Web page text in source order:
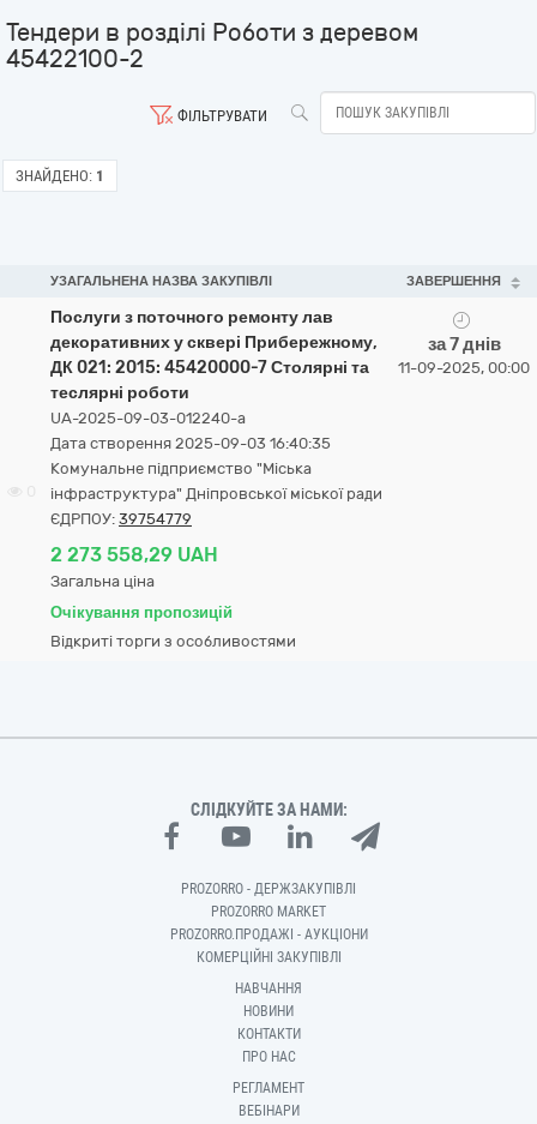
Тендери в розділі Роботи з деревом
45422100-2
ФІЛЬТРУВАТИ
ЗНАЙДЕНО: 1
УЗАГАЛЬНЕНА НАЗВА ЗАКУПІВЛІ ЗАВЕРШЕННЯ
Послуги з поточного ремонту лав
декоративних у сквері Прибережному,
ДК 021: 2015: 45420000-7 Столярні та
теслярні роботи
UA-2025-09-03-012240-a
Дата створення 2025-09-03 16:40:35
Комунальне підприємство "Міська
інфраструктура" Дніпровської міської ради
ЄДРПОУ: 39754779
2 273 558,29 UAH
Загальна ціна
Очікування пропозицій
Відкриті торги з особливостями
за 7 днів
11-09-2025, 00:00
СЛІДКУЙТЕ ЗА НАМИ:
PROZORRO - ДЕРЖЗАКУПІВЛІ
PROZORRO MARKET
PROZORRO.ПРОДАЖІ - АУКЦІОНИ
КОМЕРЦІЙНІ ЗАКУПІВЛІ
НАВЧАННЯ
НОВИНИ
КОНТАКТИ
ПРО НАС
РЕГЛАМЕНТ
ВЕБІНАРИ